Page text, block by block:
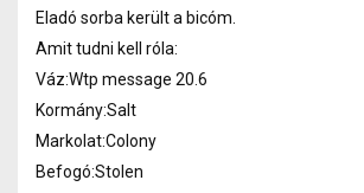
Eladó sorba került a bicóm.
Amit tudni kell róla:
Váz:Wtp message 20.6
Kormány:Salt
Markolat:Colony
Befogó:Stolen